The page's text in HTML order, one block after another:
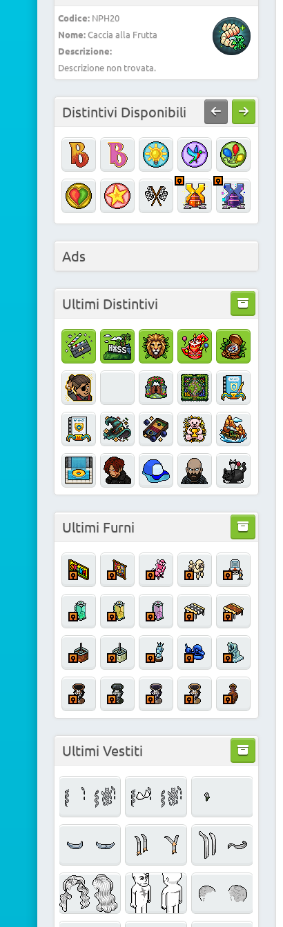
Codice:NPH20
Nome:Caccia alla Frutta
Descrizione:
Descrizione non trovata.
Distintivi Disponibili
Ads
Ultimi Distintivi
Ultimi Furni
Ultimi Vestiti